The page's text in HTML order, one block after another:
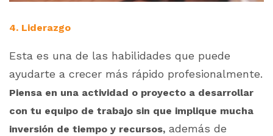
4. Liderazgo
Esta es una de las habilidades que puede
ayudarte a crecer más rápido profesionalmente.
Piensa en una actividad o proyecto a desarrollar
con tu equipo de trabajo sin que implique mucha
inversión de tiempo y recursos, además de